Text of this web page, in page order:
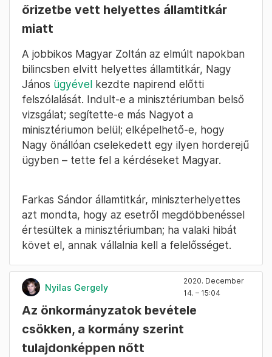
őrizetbe vett helyettes államtitkár
miatt
A jobbikos Magyar Zoltán az elmúlt napokban
bilincsben elvitt helyettes államtitkár, Nagy
János ügyével kezdte napirend előtti
felszólalását. Indult-e a minisztériumban belső
vizsgálat; segítette-e más Nagyot a
minisztériumon belül; elképelhető-e, hogy
Nagy önállóan cselekedett egy ilyen horderejű
ügyben – tette fel a kérdéseket Magyar.
Farkas Sándor államtitkár, miniszterhelyettes
azt mondta, hogy az esetről megdöbbenéssel
értesültek a minisztériumban; ha valaki hibát
követ el, annak vállalnia kell a felelősséget.
Nyilas Gergely
2020. December
14. – 15:04
Az önkormányzatok bevétele
csökken, a kormány szerint
tulajdonképpen nőtt